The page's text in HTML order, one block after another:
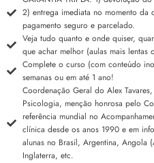
2) entrega imediata no momento da
pagamento seguro e parcelado.
Veja tudo quanto e onde quiser,
que achar melhor (aulas mais lentas
Complete o curso (com conteúdo
semanas ou em até 1 ano!
Coordenação Geral do Alex
Psicologia, menção honrosa pelo
referência mundial no
clínica desde os anos 1990 e em
alunas no Brasil, Argentina, Angola
Inglaterra, etc.